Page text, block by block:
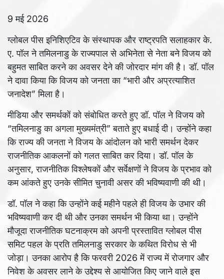
9 मई 2026
ग्लोबल पीस इनिशिएटिव के संस्थापक और राष्ट्रपति सलाहकार के.
ए. पॉल ने तमिलनाडु के राज्यपाल से अभिनेता से नेता बने विजय को
बहुमत साबित करने का अवसर देने की जोरदार मांग की है। डॉ. पॉल
ने दावा किया कि विजय को जनता का “भारी और अप्रत्याशित
जनादेश” मिला है।
मीडिया और समर्थकों को संबोधित करते हुए डॉ. पॉल ने विजय को
“तमिलनाडु का अगला मुख्यमंत्री” बताते हुए बधाई दी। उन्होंने कहा
कि राज्य की जनता ने विजय के आंदोलन को भारी समर्थन देकर
राजनीतिक आकलनों को गलत साबित कर दिया। डॉ. पॉल के
अनुसार, राजनीतिक विश्लेषकों और सर्वेक्षणों ने विजय के प्रभाव को
कम आंकते हुए उनके सीमित चुनावी असर की भविष्यवाणी की थी।
डॉ. पॉल ने कहा कि उन्होंने कई महीने पहले ही विजय के उभार की
भविष्यवाणी कर दी थी और उनका समर्थन भी किया था। उन्होंने
मौजूदा राजनीतिक घटनाक्रम को अपनी प्रस्तावित ग्लोबल पीस
समिट पहल के प्रति तमिलनाडु सरकार के कथित विरोध से भी
जोड़ा। उनका आरोप है कि फरवरी 2026 में राज्य में रोजगार और
निवेश के अवसर लाने के उद्देश्य से आयोजित किए जाने वाले इस